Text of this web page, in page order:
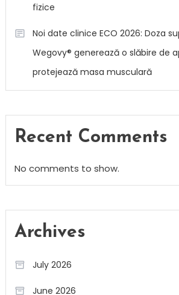
fizice
Noi date clinice ECO 2026: Doza
Wegovy® generează o slăbire de
protejează masa musculară
Recent Comments
No comments to show.
Archives
July 2026
June 2026